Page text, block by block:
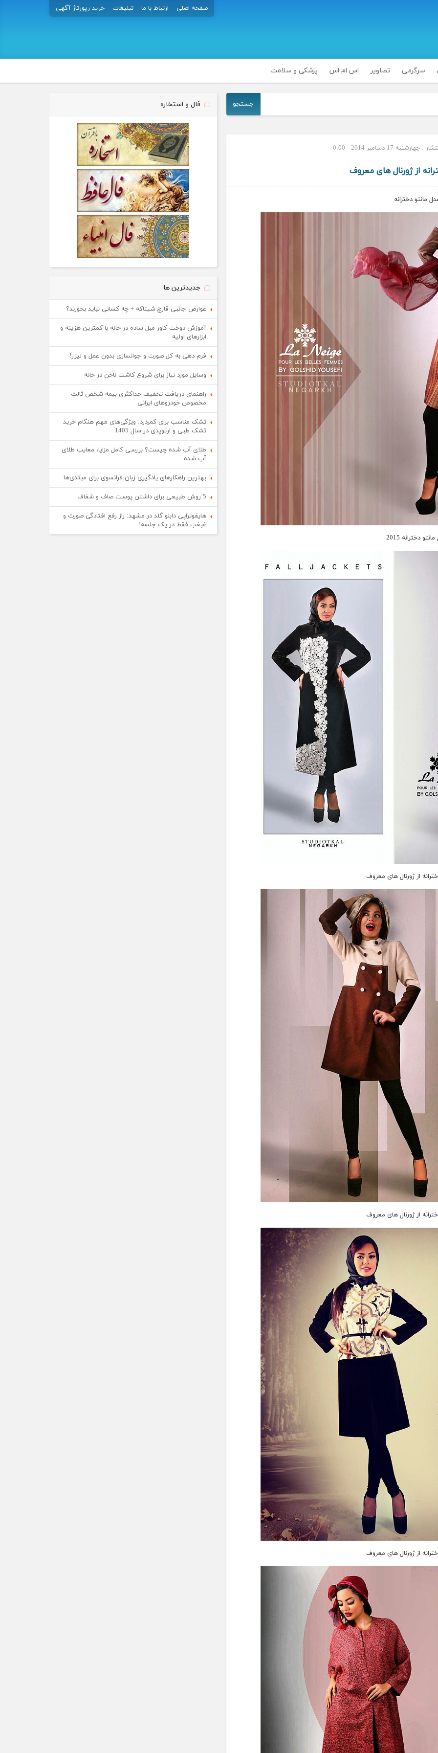
صفحه اصلی ارتباط با ما تبلیغات خرید رپورتاژ آگهی
سرگرمی تصاویر اس ام اس پزشکی و سلامت
جستجو
17 دسامبر 2014 - 0:00
از ژورنال های معروف
مانتو دخترانه
دخترانه 2015
از ژورنال های معروف
از ژورنال های معروف
از ژورنال های معروف
فال و استخاره
جدیدترین ها
عوارض جانبی قارچ شیتاکه + چه کسانی نباید بخورند؟
آموزش دوخت کاور مبل ساده در خانه با کمترین هزینه و
ابزارهای اولیه
فرم دهی به کل صورت و جوانسازی بدون عمل و لیزر!
وسایل مورد نیاز برای شروع کاشت ناخن در خانه
راهنمای دریافت تخفیف حداکثری بیمه شخص ثالث
مخصوص خودروهای ایرانی
تشک مناسب برای کمردرد: ویژگی‌های مهم هنگام خرید
تشک طبی و ارتوپدی در سال 1405
طلای آب شده چیست؟ بررسی کامل مزایا، معایب طلای
آب شده
بهترین راهکارهای یادگیری زبان فرانسوی برای مبتدی‌ها
5 روش طبیعی برای داشتن پوست صاف و شفاف
هایفوتراپی دابلو گلد در مشهد: راز رفع افتادگی صورت و
غبغب فقط در یک جلسه!